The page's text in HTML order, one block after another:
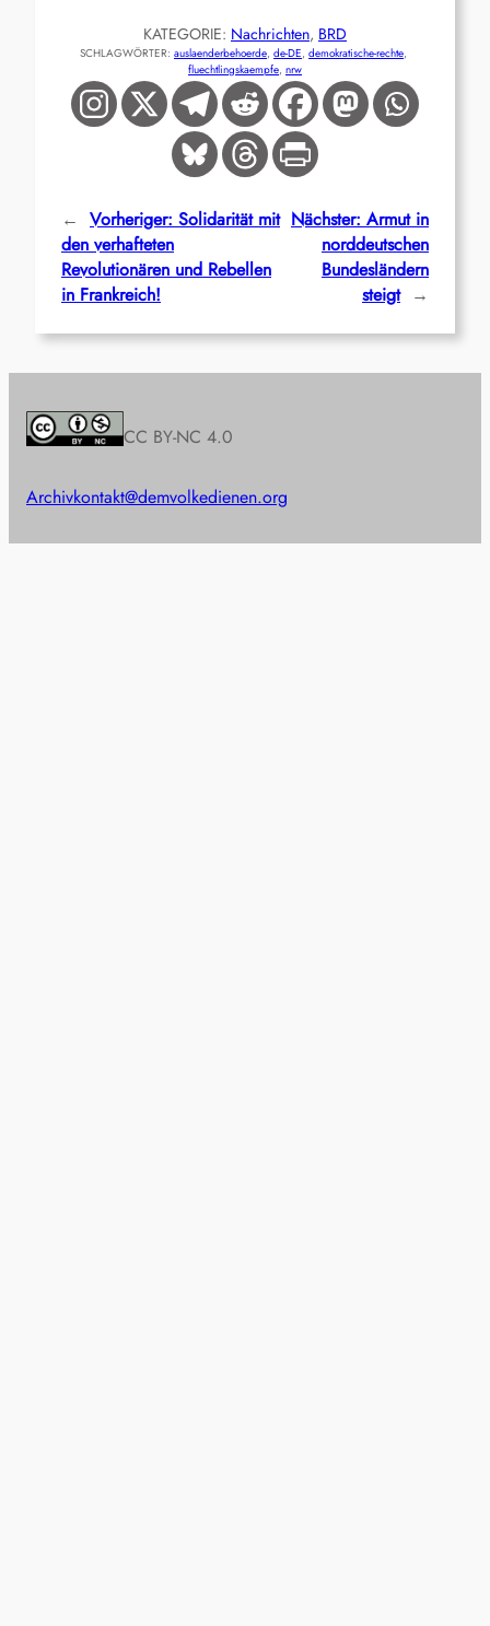
KATEGORIE: Nachrichten, BRD
SCHLAGWÖRTER: auslaenderbehoerde, de-DE, demokratische-rechte
fluechtlingskaempfe, nrw
← Vorheriger: Solidarität mit
den verhafteten
Revolutionären und Rebellen
in Frankreich!
Nächster: Armut in
norddeutschen
Bundesländern
steigt →
CC BY-NC 4.0
Archivkontakt@demvolkedienen.org